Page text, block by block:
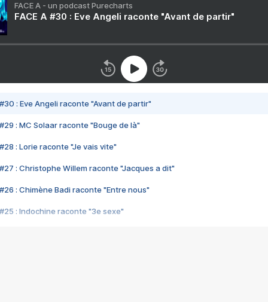
FACE A - un podcast Purecharts
FACE A #30 : Eve Angeli raconte "Avant de partir"
#30 : Eve Angeli raconte "Avant de partir"
#29 : MC Solaar raconte "Bouge de là"
#28 : Lorie raconte "Je vais vite"
#27 : Christophe Willem raconte "Jacques a dit"
#26 : Chimène Badi raconte "Entre nous"
#25 : Indochine raconte "3e sexe"